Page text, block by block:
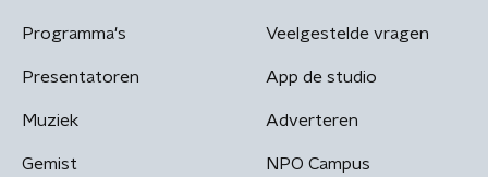
Programma's
Presentatoren
Muziek
Gemist
Veelgestelde vragen
App de studio
Adverteren
NPO Campus